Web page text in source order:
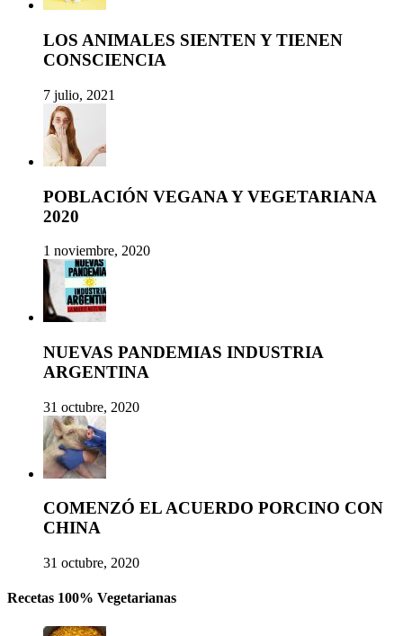
LOS ANIMALES SIENTEN Y TIENEN
CONSCIENCIA
7 julio, 2021
POBLACIÓN VEGANA Y VEGETARIANA
2020
1 noviembre, 2020
NUEVAS PANDEMIAS INDUSTRIA
ARGENTINA
31 octubre, 2020
COMENZÓ EL ACUERDO PORCINO CON
CHINA
31 octubre, 2020
Recetas 100% Vegetarianas